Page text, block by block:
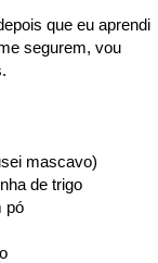
que eu aprendi
segurem, vou
mascavo)
de trigo
pó